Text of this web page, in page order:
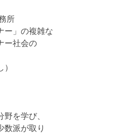
所
ー」の複雑な
ー社会の
を学び、
数派が取り